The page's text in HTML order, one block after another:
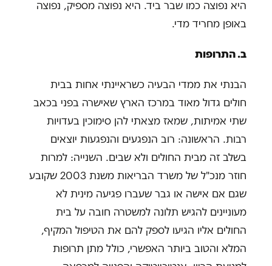
היא נפוצה כמו שבר ביד. היא נפוצה מספיק, נפוצה
באופן מחריד מדי.
ב.התרופות
הבנתי את ממדי הבעיה כשראיינתי אחות בבית
חולים גדול מאוד במרכז הארץ שאישרה בפני בכאב
שתי אמיתות, שמאז מצאתי להן סימוכין בעדויות
רבות. הראשונה: רוב הנפגעים והנפגעות יוצאים
בשלב זה מבית החולים ולא שבים. השנייה: למרות
חוזר מנכ"ל של משרד הבריאות משנת 2003 שקובע
שגם אם אישה או גבר שעברו פגיעה מינית לא
מעוניינים להגיש תלונה למשטרה חובה על בית
החולים אליו הגיעו לספק להם את הטיפול המקיף,
המלא והטוב ביותר האפשרי, כולל מתן תרופות